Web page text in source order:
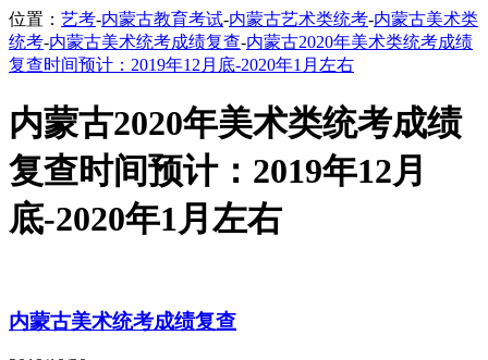
位置： 艺考-内蒙古教育考试-内蒙古艺术类统考-内蒙古美术类
统考-内蒙古美术统考成绩复查-内蒙古2020年美术类统考成绩
复查时间预计：2019年12月底-2020年1月左右
内蒙古2020年美术类统考成绩
复查时间预计：2019年12月
底-2020年1月左右
内蒙古美术统考成绩复查